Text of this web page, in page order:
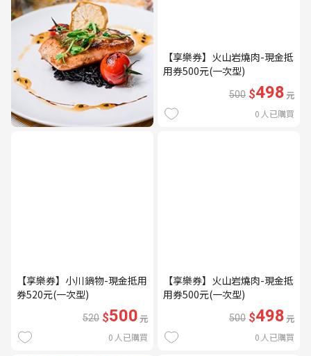
【享樂券】火山岩燒肉-現金抵
用券500元(一次型)
500 $498元
0 人已購買
【享樂券】小川鍋物-現金抵用
券520元(一次型)
520 $500元
0 人已購買
【享樂券】火山岩燒肉-現金抵
用券500元(一次型)
500 $498元
0 人已購買